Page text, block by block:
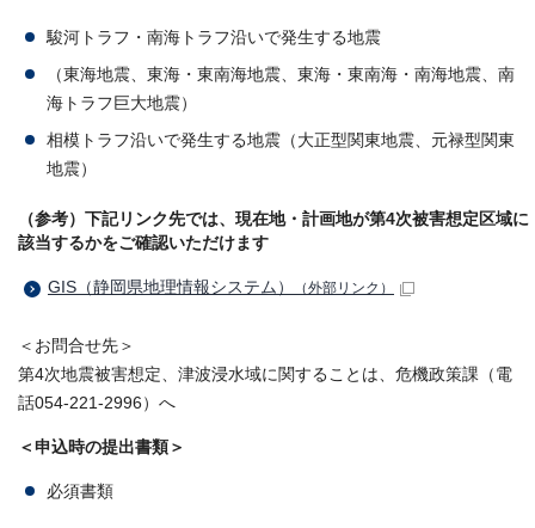
駿河トラフ・南海トラフ沿いで発生する地震
（東海地震、東海・東南海地震、東海・東南海・南海地震、南
海トラフ巨大地震）
相模トラフ沿いで発生する地震（大正型関東地震、元禄型関東
地震）
（参考）下記リンク先では、現在地・計画地が第4次被害想定区域に
該当するかをご確認いただけます
GIS（静岡県地理情報システム） （外部リンク）
＜お問合せ先＞
第4次地震被害想定、津波浸水域に関することは、危機政策課（電
話054-221-2996）へ
＜申込時の提出書類＞
必須書類